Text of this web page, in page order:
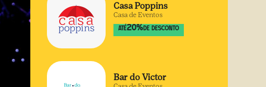
Casa Poppins
Casa de Eventos
ATÉ20%DE DESCONTO
Bar do Victor